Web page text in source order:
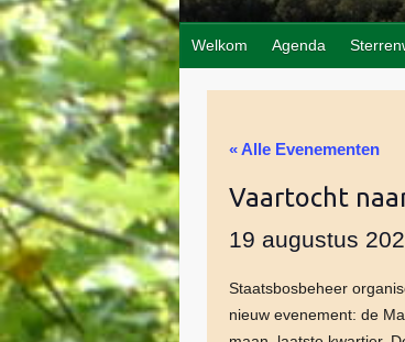
Welkom Agenda
« Alle Evenementen
Vaartocht
19 augustus
Staatsbosbeheer
nieuw evenement: de